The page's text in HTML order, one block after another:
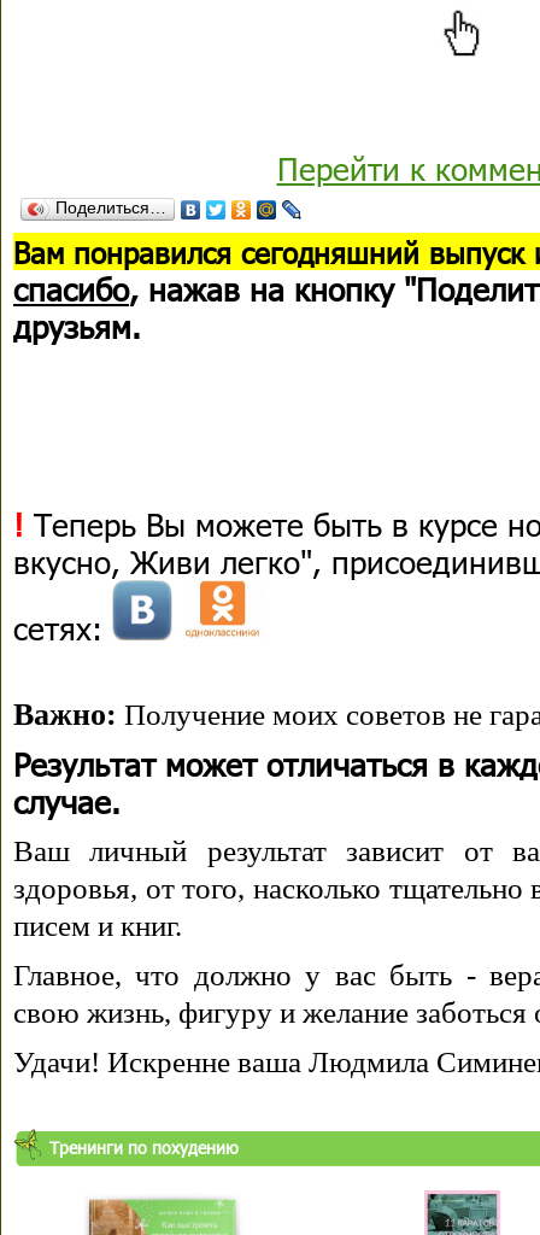
Перейти к
Поделиться…
Вам понравился сегодняшний выпуск
спасибо, нажав на кнопку
друзьям.
! Теперь Вы можете быть в курсе
вкусно, Живи легко",
сетях:
Важно: Получение моих советов не
Результат может отличаться в
случае.
Ваш личный результат зависит от
здоровья, от того, насколько
писем и книг.
Главное, что должно у вас быть -
свою жизнь, фигуру и желание заботься
Удачи! Искренне ваша Людмила
Тренинги по похудению